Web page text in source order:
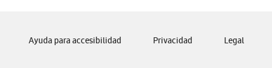
Samsung Venezuela
Ayuda para accesibilidad Privacidad Legal